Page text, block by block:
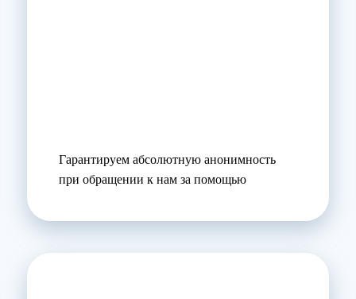
Гарантируем абсолютную анонимность
при обращении к нам за помощью